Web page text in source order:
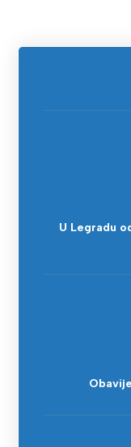
U Legradu